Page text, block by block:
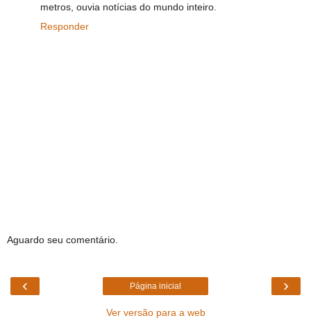
metros, ouvia notícias do mundo inteiro.
Responder
Aguardo seu comentário.
‹ ›
Página inicial
Ver versão para a web